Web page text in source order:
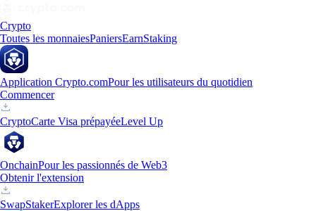
Crypto
Toutes les monnaiesPaniersEarnStaking
Application Crypto.comPour les utilisateurs du quotidien
Commencer
CryptoCarte Visa prépayéeLevel Up
OnchainPour les passionnés de Web3
Obtenir l'extension
SwapStakerExplorer les dApps